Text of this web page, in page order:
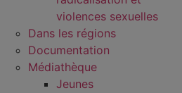
violences sexuelles
Dans les régions
Documentation
Médiathèque
Jeunes